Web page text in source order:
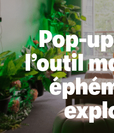
Pop-
l’outil